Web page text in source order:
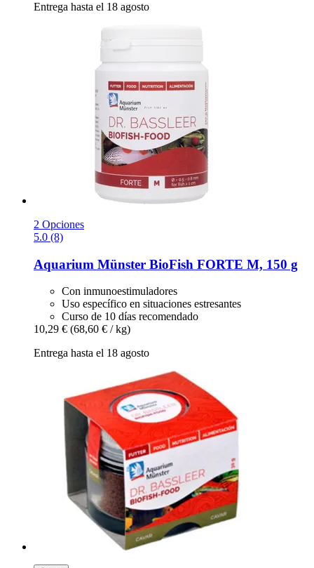
Entrega hasta el 18 agosto
2 Opciones
5.0 (8)
Aquarium Münster BioFish FORTE M, 150 g
Con inmunoestimuladores
Uso específico en situaciones estresantes
Curso de 10 días recomendado
10,29 € (68,60 € / kg)
Entrega hasta el 18 agosto